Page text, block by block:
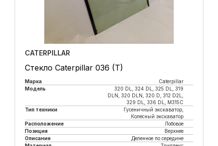
CATERPILLAR
Стекло Caterpillar 036 (T)
Марка
Caterpillar
Модель
320 DL, 324 DL, 325 DL, 319
DLN, 320 DLN, 320 D, 312 D2L,
329 DL, 336 DL, M315C
Тип техники
Гусеничный экскаватор,
Колесный экскаватор
Расположение
Лобовое
Позиция
Верхнее
Описание
Деленное по середине